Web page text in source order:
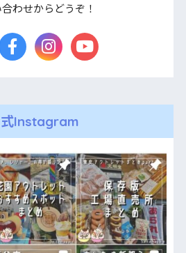
わせからどうぞ！
式Instagram